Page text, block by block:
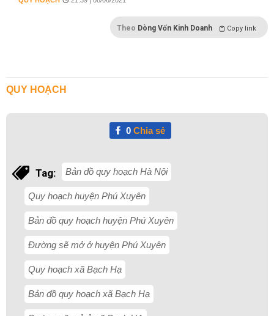
Theo Dòng Vốn Kinh Doanh Copy link
QUY HOẠCH
0Chia sẻ
Tag: Bản đồ quy hoạch Hà Nội
Quy hoạch huyện Phú Xuyên
Bản đồ quy hoạch huyện Phú Xuyên
Đường sẽ mở ở huyện Phú Xuyên
Quy hoạch xã Bạch Hạ
Bản đồ quy hoạch xã Bạch Hạ